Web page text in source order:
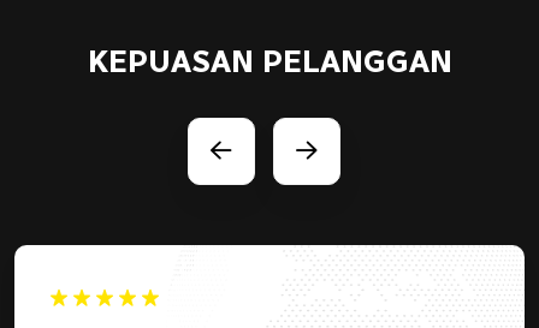
KEPUASAN PELANGGAN